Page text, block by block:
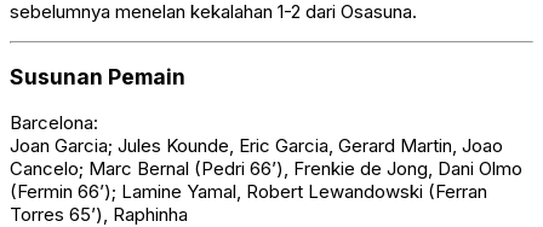
sebelumnya menelan kekalahan 1-2 dari Osasuna.
Susunan Pemain
Barcelona:
Joan Garcia; Jules Kounde, Eric Garcia, Gerard Martin, Joao
Cancelo; Marc Bernal (Pedri 66’), Frenkie de Jong, Dani Olmo
(Fermin 66’); Lamine Yamal, Robert Lewandowski (Ferran
Torres 65’), Raphinha